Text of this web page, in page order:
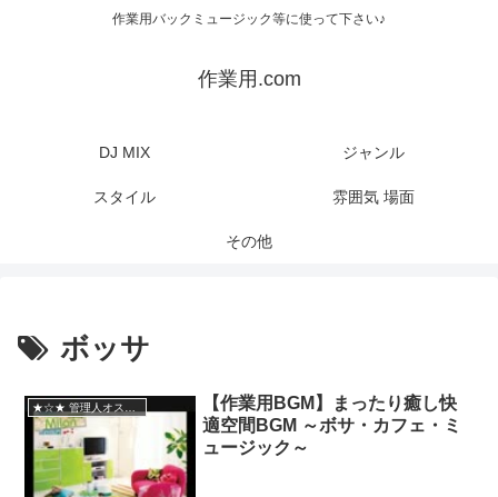
作業用バックミュージック等に使って下さい♪
作業用.com
DJ MIX ジャンル
スタイル 雰囲気 場面
その他
ボッサ
【作業用BGM】まったり癒し快
適空間BGM ～ボサ・カフェ・ミ
ュージック～